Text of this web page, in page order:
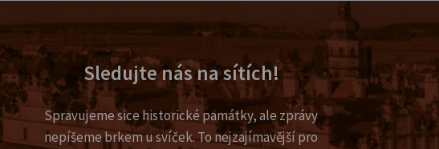
Sledujte nás na sítích!
Spravujeme sice historické památky, ale zprávy
nepíšeme brkem u svíček. To nejzajímavější pro